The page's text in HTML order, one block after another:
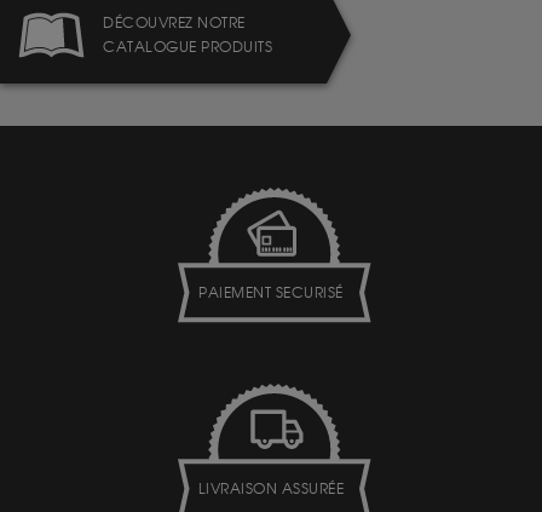
DÉCOUVREZ NOTRE
CATALOGUE PRODUITS
PAIEMENT SECURISÉ
LIVRAISON ASSURÉE